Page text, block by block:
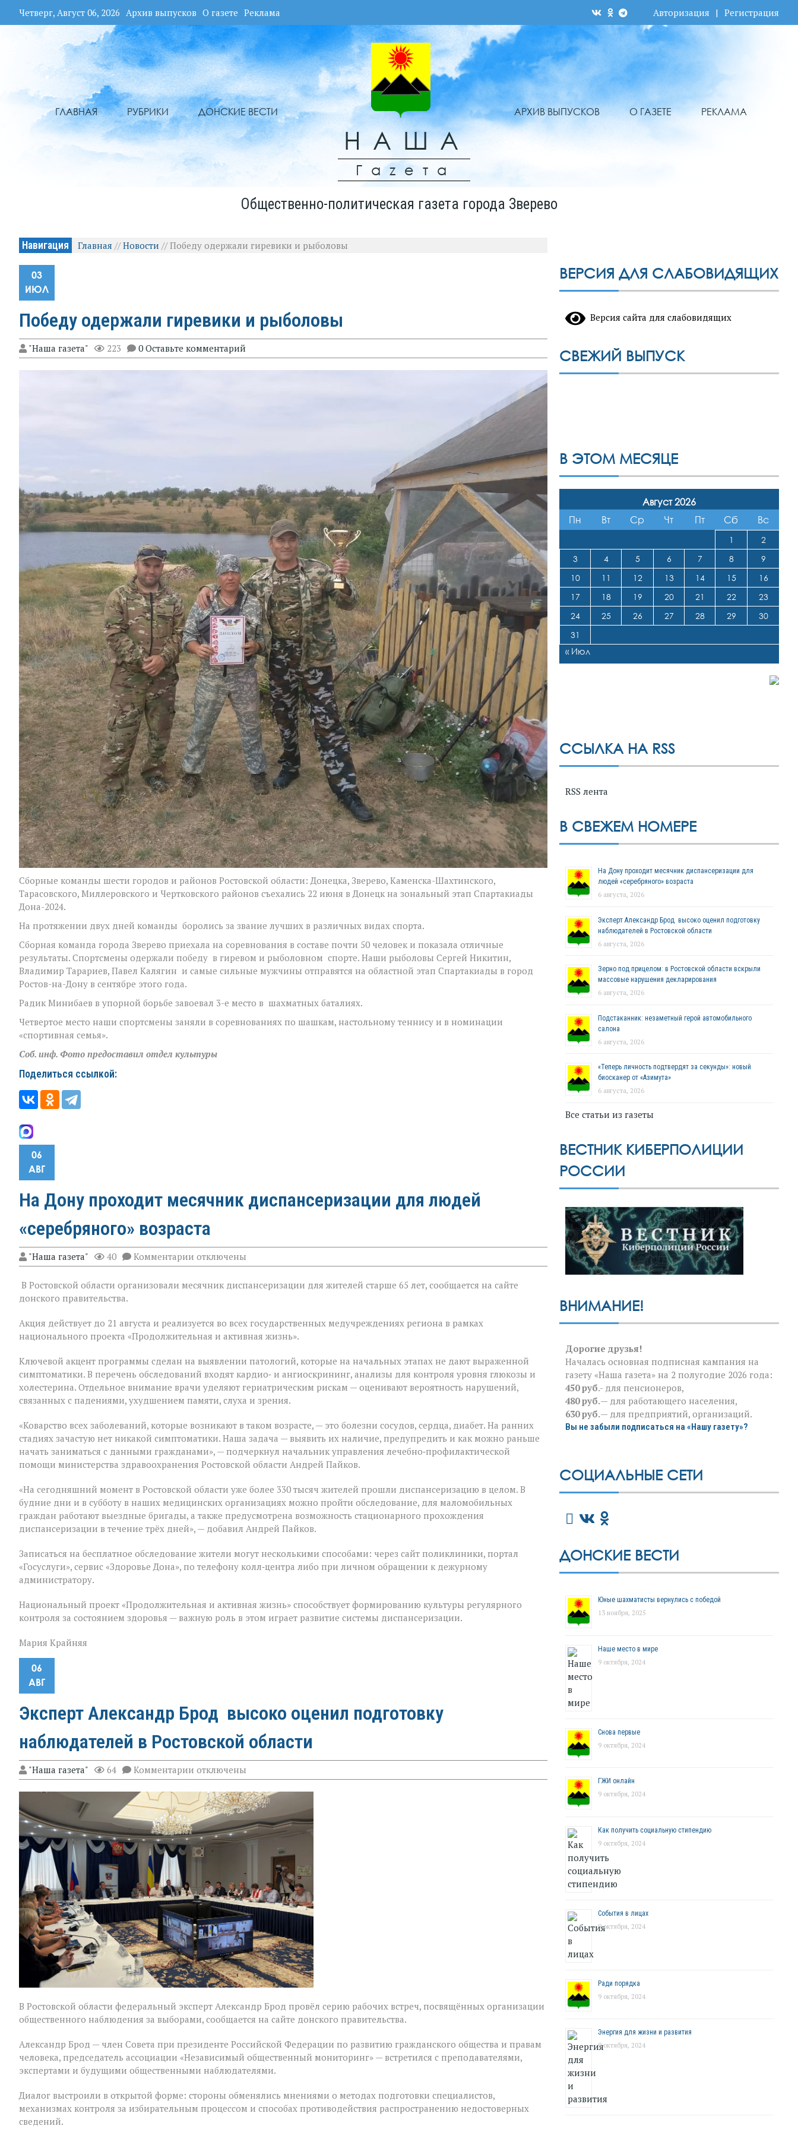
Четверг, Август 06, 2026 Архив выпусков О газете Реклама Авторизация | Регистрация
ГЛАВНАЯ РУБРИКИ ДОНСКИЕ ВЕСТИ
НАША
Гаzета
АРХИВ ВЫПУСКОВ О ГАЗЕТЕ РЕКЛАМА
Общественно-политическая газета города Зверево
Навигация Главная //Новости //Победу одержали гиревики и рыболовы
03
ИЮЛ
Победу одержали гиревики и рыболовы
"Наша газета" 223 0 Оставьте комментарий
Сборные команды шести городов и районов Ростовской области: Донецка, Зверево, Каменска-Шахтинского,
Тарасовского, Миллеровского и Чертковского районов съехались 22 июня в Донецк на зональный этап Спартакиады
Дона-2024.
На протяжении двух дней команды боролись за звание лучших в различных видах спорта.
Сборная команда города Зверево приехала на соревнования в составе почти 50 человек и показала отличные
результаты. Спортсмены одержали победу в гиревом и рыболовном спорте. Наши рыболовы Сергей Никитин,
Владимир Тарариев, Павел Калягин и самые сильные мужчины отправятся на областной этап Спартакиады в город
Ростов-на-Дону в сентябре этого года.
Радик Минибаев в упорной борьбе завоевал 3-е место в шахматных баталиях.
Четвертое место наши спортсмены заняли в соревнованиях по шашкам, настольному теннису и в номинации
«спортивная семья».
Соб. инф. Фото предоставил отдел культуры
Поделиться ссылкой:
06
АВГ
На Дону проходит месячник диспансеризации для людей
«серебряного» возраста
"Наша газета" 40 Комментарии к
записи
Дону
для
людей
отключены
В Ростовской области организовали месячник диспансеризации для жителей старше 65 лет, сообщается на сайте
донского правительства.
Акция действует до 21 августа и реализуется во всех государственных медучреждениях региона в рамках
национального проекта «Продолжительная и активная жизнь».
Ключевой акцент программы сделан на выявлении патологий, которые на начальных этапах не дают выраженной
симптоматики. В перечень обследований входят кардио‑ и ангиоскрининг, анализы для контроля уровня глюкозы и
холестерина. Отдельное внимание врачи уделяют гериатрическим рискам — оценивают вероятность нарушений,
связанных с падениями, ухудшением памяти, слуха и зрения.
«Коварство всех заболеваний, которые возникают в таком возрасте, — это болезни сосудов, сердца, диабет. На ранних
стадиях зачастую нет никакой симптоматики. Наша задача — выявить их наличие, предупредить и как можно раньше
начать заниматься с данными гражданами», — подчеркнул начальник управления лечебно‑профилактической
помощи министерства здравоохранения Ростовской области Андрей Пайков.
«На сегодняшний момент в Ростовской области уже более 330 тысяч жителей прошли диспансеризацию в целом. В
будние дни и в субботу в наших медицинских организациях можно пройти обследование, для маломобильных
граждан работают выездные бригады, а также предусмотрена возможность стационарного прохождения
диспансеризации в течение трёх дней», — добавил Андрей Пайков.
Записаться на бесплатное обследование жители могут несколькими способами: через сайт поликлиники, портал
«Госуслуги», сервис «Здоровье Дона», по телефону колл‑центра либо при личном обращении к дежурному
администратору.
Национальный проект «Продолжительная и активная жизнь» способствует формированию культуры регулярного
контроля за состоянием здоровья — важную роль в этом играет развитие системы диспансеризации.
Мария Крайняя
06
АВГ
Эксперт Александр Брод высоко оценил подготовку
наблюдателей в Ростовской области
"Наша газета" 64 Комментарии к
записи
Эксперт
Александр
Брод
высоко
оценил
подготовку
наблюдателей
в
области
отключены
В Ростовской области федеральный эксперт Александр Брод провёл серию рабочих встреч, посвящённых организации
общественного наблюдения за выборами, сообщается на сайте донского правительства.
Александр Брод — член Совета при президенте Российской Федерации по развитию гражданского общества и правам
человека, председатель ассоциации «Независимый общественный мониторинг» — встретился с преподавателями,
экспертами и будущими общественными наблюдателями.
Диалог выстроили в открытой форме: стороны обменялись мнениями о методах подготовки специалистов,
механизмах контроля за избирательным процессом и способах противодействия распространению недостоверных
сведений.
ВЕРСИЯ ДЛЯ СЛАБОВИДЯЩИХ
Версия сайта для слабовидящих
СВЕЖИЙ ВЫПУСК
В ЭТОМ МЕСЯЦЕ
Август 2026
Пн
Вт Ср Чт Пт Сб Вс
1
2
3
4 5 6 7 8
9
10
11 12 13 14 15
16
17
18 19 20 21 22
23
24
25 26 27 28 29
30
31
« Июл
ССЫЛКА НА RSS
RSS лента
В СВЕЖЕМ НОМЕРЕ
На Дону проходит месячник диспансеризации для
людей «серебряного» возраста
6 августа, 2026
Эксперт Александр Брод высоко оценил подготовку
наблюдателей в Ростовской области
6 августа, 2026
Зерно под прицелом: в Ростовской области вскрыли
массовые нарушения декларирования
6 августа, 2026
Подстаканник: незаметный герой автомобильного
салона
6 августа, 2026
«Теперь личность подтвердят за секунды»: новый
биосканер от «Азимута»
6 августа, 2026
Все статьи из газеты
ВЕСТНИК КИБЕРПОЛИЦИИ
РОССИИ
ВНИМАНИЕ!
Дорогие друзья!
Началась основная подписная кампания на
газету «Наша газета» на 2 полугодие 2026 года:
450 руб.- для пенсионеров,
480 руб.— для работающего населения,
630 руб.— для предприятий, организаций.
Вы не забыли подписаться на «Нашу газету»?
СОЦИАЛЬНЫЕ СЕТИ
ДОНСКИЕ ВЕСТИ
Юные шахматисты вернулись с победой
13 ноября, 2025
Наше место в мире
9 октября, 2024
Снова первые
9 октября, 2024
ГЖИ онлайн
9 октября, 2024
Как получить социальную стипендию
9 октября, 2024
События в лицах
9 октября, 2024
Ради порядка
9 октября, 2024
Энергия для жизни и развития
9 октября, 2024